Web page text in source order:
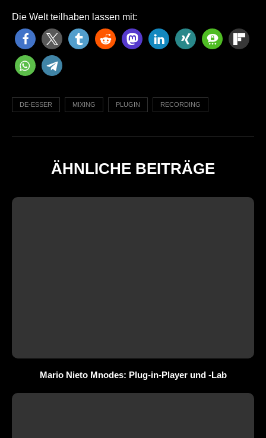
Die Welt teilhaben lassen mit:
DE-ESSER MIXING PLUGIN RECORDING
ÄHNLICHE BEITRÄGE
Mario Nieto Mnodes: Plug-in-Player und -Lab